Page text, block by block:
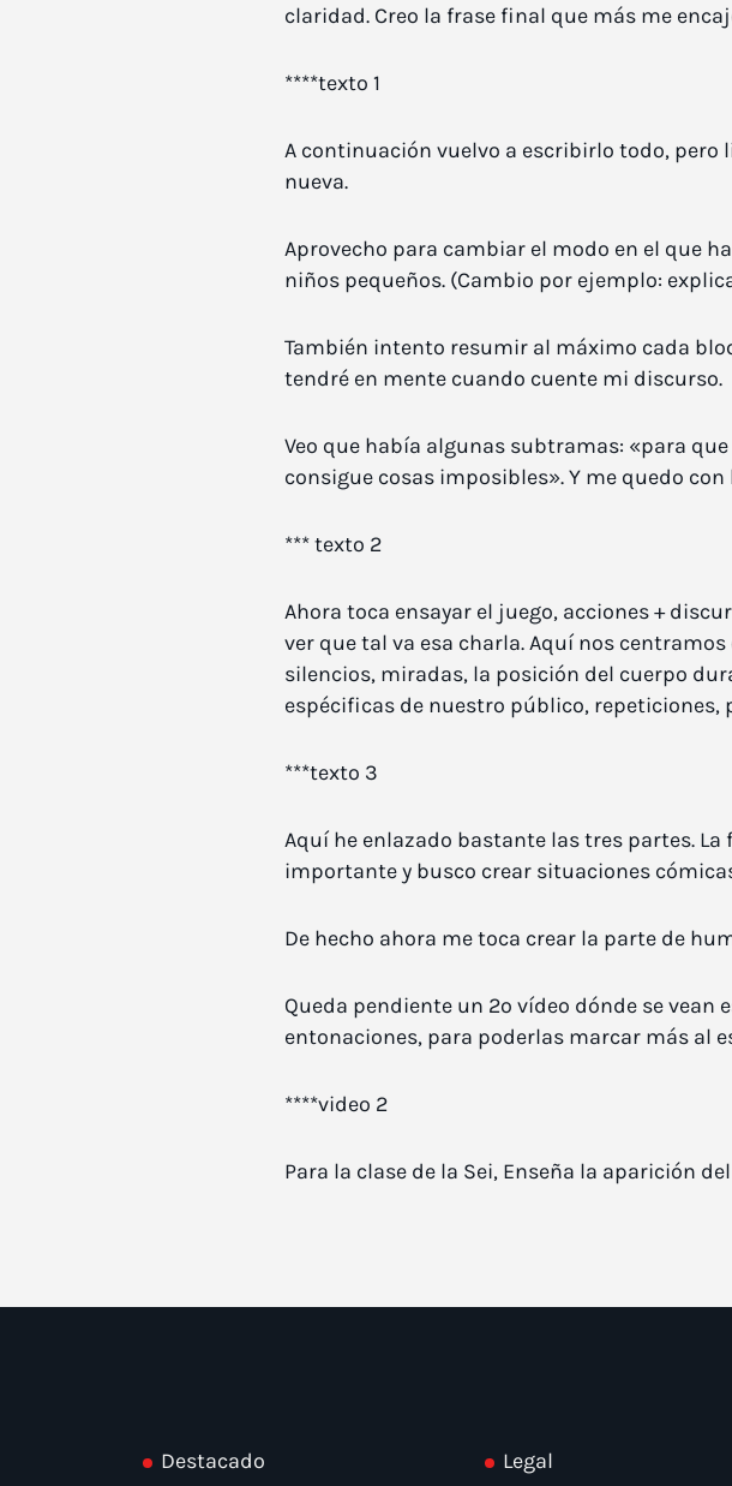
claridad. Creo la frase final que más me
****texto 1
A continuación vuelvo a escribirlo todo,
nueva.
Aprovecho para cambiar el modo en el que
niños pequeños. (Cambio por ejemplo:
También intento resumir al máximo cada
tendré en mente cuando cuente mi discurso.
Veo que había algunas subtramas: «para
consigue cosas imposibles». Y me quedo
*** texto 2
Ahora toca ensayar el juego, acciones +
ver que tal va esa charla. Aquí nos
silencios, miradas, la posición del cuerpo
espécificas de nuestro público,
***texto 3
Aquí he enlazado bastante las tres partes.
importante y busco crear situaciones
De hecho ahora me toca crear la parte de
Queda pendiente un 2º vídeo dónde se vean
entonaciones, para poderlas marcar más al
****video 2
Para la clase de la Sei, Enseña la aparición
Destacado Legal